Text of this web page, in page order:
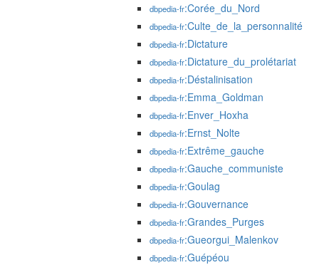
dbpedia-fr:Corée_du_Nord
dbpedia-fr:Culte_de_la_personnalité
dbpedia-fr:Dictature
dbpedia-fr:Dictature_du_prolétariat
dbpedia-fr:Déstalinisation
dbpedia-fr:Emma_Goldman
dbpedia-fr:Enver_Hoxha
dbpedia-fr:Ernst_Nolte
dbpedia-fr:Extrême_gauche
dbpedia-fr:Gauche_communiste
dbpedia-fr:Goulag
dbpedia-fr:Gouvernance
dbpedia-fr:Grandes_Purges
dbpedia-fr:Gueorgui_Malenkov
dbpedia-fr:Guépéou